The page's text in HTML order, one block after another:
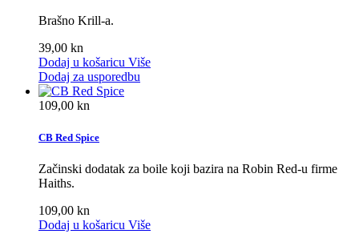
Brašno Krill-a.
39,00 kn
Dodaj u košaricu Više
Dodaj za usporedbu
109,00 kn
CB Red Spice
Začinski dodatak za boile koji bazira na Robin Red-u firme
Haiths.
109,00 kn
Dodaj u košaricu Više